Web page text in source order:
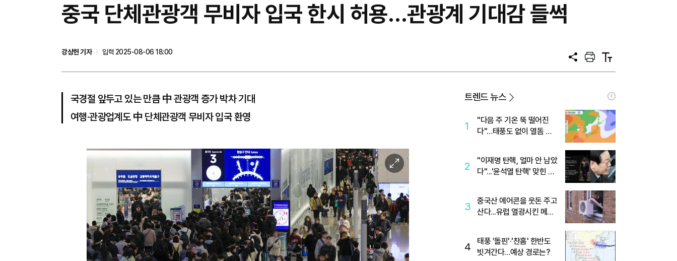
중국 단체관광객 무비자 입국 한시 허용…관광계 기대감 들썩
강상헌 기자
입력 2025-08-06 18:00
공
프
트
텍
트
국경절 앞두고 있는 만큼 中 관광객 증가 박차 기대
여행·관광업계도 中 단체관광객 무비자 입국 환영
이
미
지
확
대
트렌드 뉴스
1
"다음 주 기온 뚝 떨어진
다"…태풍도 없이 열돔 박
2
"이재명 탄핵, 얼마 안 남았
다"...'윤석열 탄핵' 맞힌 무
3
중국산 에어콘을 웃돈 주고
산다...유럽 열광시킨 메이
4
태풍 '돌핀'·'찬홈' 한반도
빗겨간다…예상 경로는?